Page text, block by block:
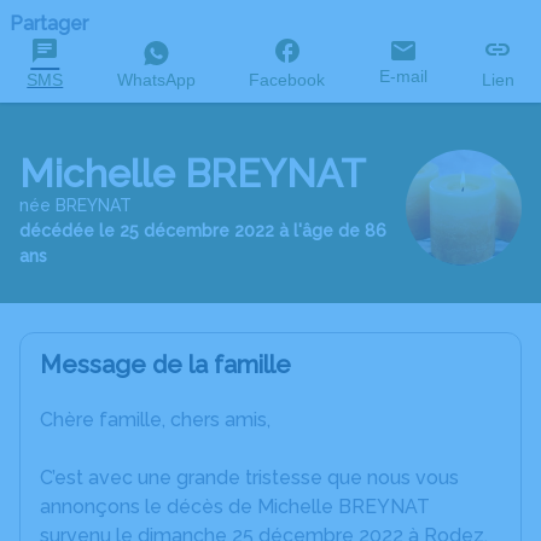
Partager
SMS WhatsApp Facebook E-mail Lien
Michelle BREYNAT
née BREYNAT
décédée le 25 décembre 2022 à l'âge de 86
ans
Message de la famille
Chère famille, chers amis,
C’est avec une grande tristesse que nous vous
annonçons le décès de Michelle BREYNAT
survenu le dimanche 25 décembre 2022 à Rodez.